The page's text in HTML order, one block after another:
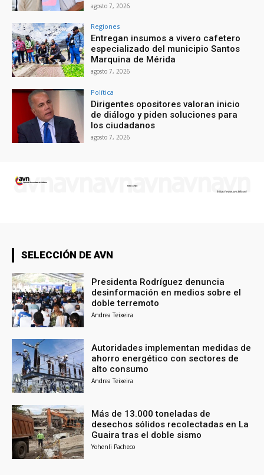
agosto 7, 2026
Regiones
Entregan insumos a vivero cafetero
especializado del municipio Santos
Marquina de Mérida
agosto 7, 2026
Política
Dirigentes opositores valoran inicio
de diálogo y piden soluciones para
los ciudadanos
agosto 7, 2026
SELECCIÓN DE AVN
Presidenta Rodríguez denuncia
desinformación en medios sobre el
doble terremoto
Andrea Teixeira
Autoridades implementan medidas de
ahorro energético con sectores de
alto consumo
Andrea Teixeira
Más de 13.000 toneladas de
desechos sólidos recolectadas en La
Guaira tras el doble sismo
Yohenli Pacheco